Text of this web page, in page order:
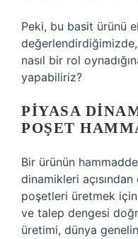
Peki, bu basit ürünü
değerlendirdiğimizde,
nasıl bir rol
yapabiliriz?
PIYASA
POŞET
Bir ürünün
dinamikleri
poşetleri üretmek
ve talep dengesi
üretimi, dünya